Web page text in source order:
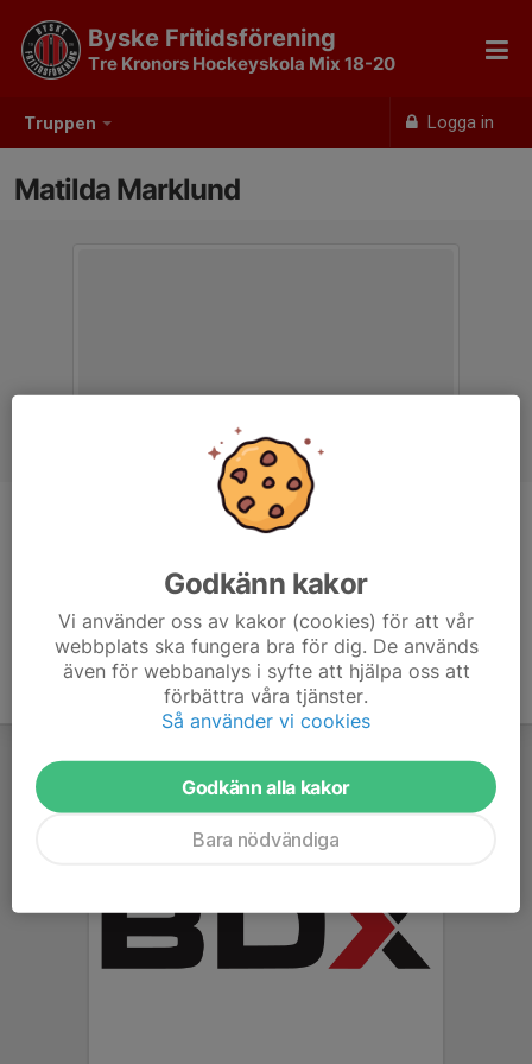
Truppen Logga in
Byske Fritidsförening
Tre Kronors Hockeyskola Mix 18-20
Matilda Marklund
Tränare
Godkänn kakor
Vi använder oss av kakor (cookies) för att vår
webbplats ska fungera bra för dig. De används
även för webbanalys i syfte att hjälpa oss att
förbättra våra tjänster.
Så använder vi cookies
Godkänn alla kakor
Bara nödvändiga